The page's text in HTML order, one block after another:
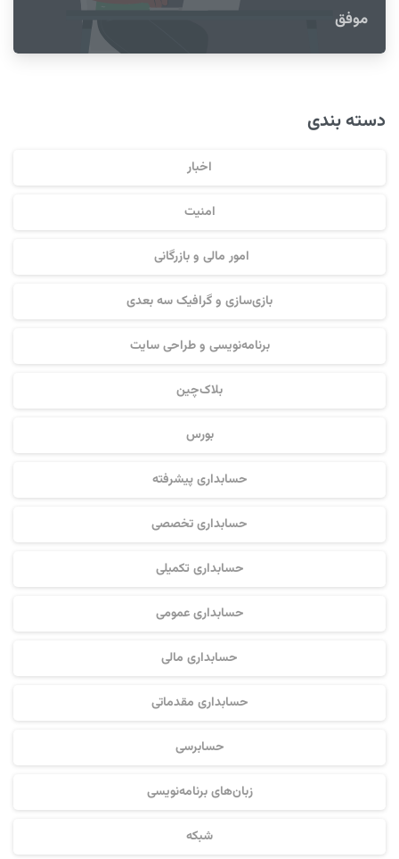
موفق
دسته بندی
اخبار
امنیت
امور مالی و بازرگانی
بازی‌سازی و گرافیک سه بعدی
برنامه‌نویسی و طراحی سایت
بلاک‌چین
بورس
حسابداری پیشرفته
حسابداری تخصصی
حسابداری تکمیلی
حسابداری عمومی
حسابداری مالی
حسابداری مقدماتی
حسابرسی
زبان‌های برنامه‌نویسی
شبکه